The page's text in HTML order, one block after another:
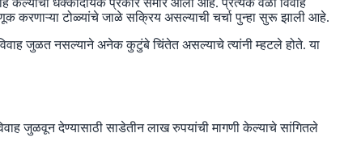
केल्याचा धक्कादायक प्रकार समोर आला आहे. प्रत्येक वेळी विवाह
करणाऱ्या टोळ्यांचे जाळे सक्रिय असल्याची चर्चा पुन्हा सुरू झाली आहे.
विवाह जुळत नसल्याने अनेक कुटुंबे चिंतेत असल्याचे त्यांनी म्हटले होते. या
जुळवून देण्यासाठी साडेतीन लाख रुपयांची मागणी केल्याचे सांगितले